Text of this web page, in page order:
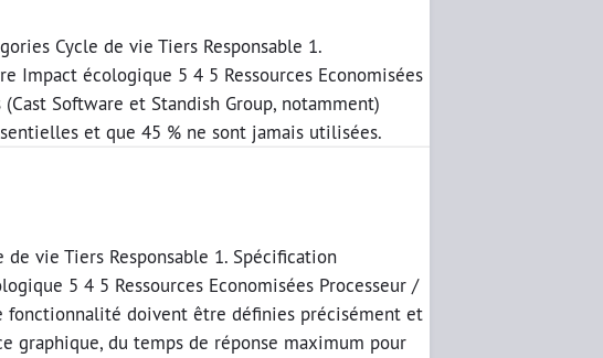
Cycle de vie Tiers Responsable 1.
Impact écologique 5 4 5 Ressources Economisées
Software et Standish Group, notamment)
et que 45 % ne sont jamais utilisées.
vie Tiers Responsable 1. Spécification
5 4 5 Ressources Economisées Processeur /
fonctionnalité doivent être définies précisément et
graphique, du temps de réponse maximum pour